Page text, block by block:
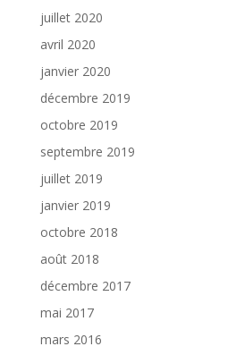
juillet 2020
avril 2020
janvier 2020
décembre 2019
octobre 2019
septembre 2019
juillet 2019
janvier 2019
octobre 2018
août 2018
décembre 2017
mai 2017
mars 2016